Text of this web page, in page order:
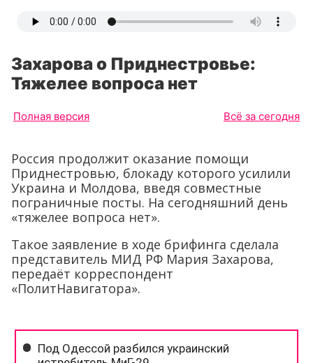
Захарова о Приднестровье:
Тяжелее вопроса нет
Полная версия Всё за сегодня
Россия продолжит оказание помощи
Приднестровью, блокаду которого усилили
Украина и Молдова, введя совместные
пограничные посты. На сегодняшний день
«тяжелее вопроса нет».
Такое заявление в ходе брифинга сделала
представитель МИД РФ Мария Захарова,
передаёт корреспондент
«ПолитНавигатора».